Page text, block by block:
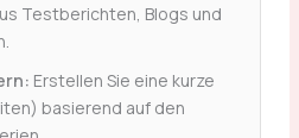
Testberichten, Blogs und
Erstellen Sie eine kurze
basierend auf den